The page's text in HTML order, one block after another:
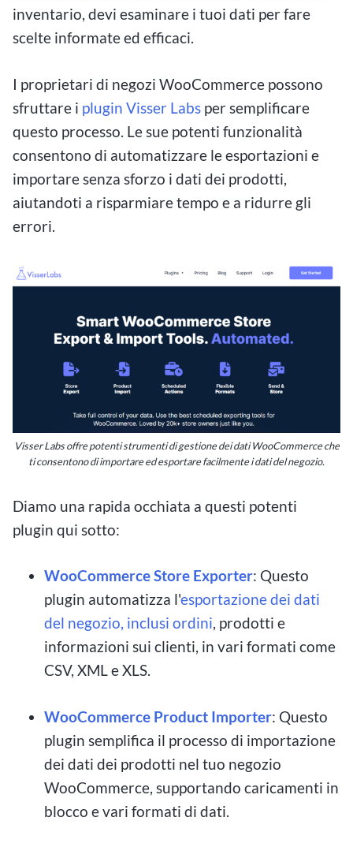
inventario, devi esaminare i tuoi dati per fare
scelte informate ed efficaci.
I proprietari di negozi WooCommerce possono
sfruttare i plugin Visser Labs per semplificare
questo processo. Le sue potenti funzionalità
consentono di automatizzare le esportazioni e
importare senza sforzo i dati dei prodotti,
aiutandoti a risparmiare tempo e a ridurre gli
errori.
Visser Labs offre potenti strumenti di gestione dei dati WooCommerce che
ti consentono di importare ed esportare facilmente i dati del negozio.
Diamo una rapida occhiata a questi potenti
plugin qui sotto:
WooCommerce Store Exporter: Questo
plugin automatizza l'esportazione dei dati
del negozio, inclusi ordini, prodotti e
informazioni sui clienti, in vari formati come
CSV, XML e XLS.
WooCommerce Product Importer: Questo
plugin semplifica il processo di importazione
dei dati dei prodotti nel tuo negozio
WooCommerce, supportando caricamenti in
blocco e vari formati di dati.